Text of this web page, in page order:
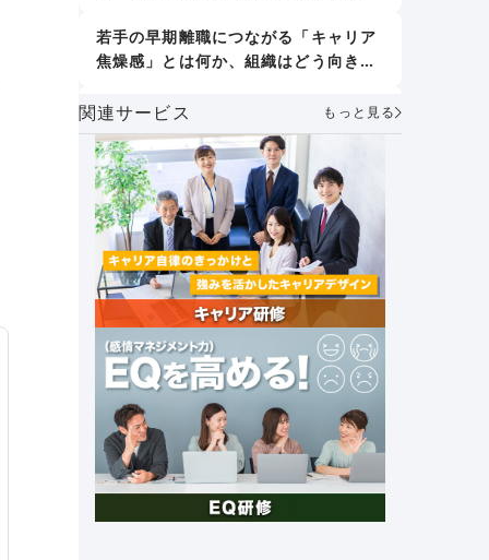
紹介
新人教育における効果的な仕事の教え
若手の早期離職につながる「キャリア
焦燥感」とは何か、組織はどう向き合
AIメンター×1on1で実現する次世代マ
ネジメント～「個性を活かし合う」組
織づくりの実践～
社員が自ら考え、動く力を育む。人財
マネジメント制度で実現する主体的な
キャリア形成とエンゲージメント向上
｜アフラック・伊藤氏
セルフキャリアドックとは？必要性や
メリット、具体的な導入手順や企業事
例を紹介
社外キャリア相談窓口の必要性と法人
&個人向けキャリア相談サービスを紹
介
これからの時代に 求められる組織の
あり方とは？～「管理統制」から「価
値共創」のマネジメントへ～
創業26年で売上高1兆円達成。未来の
成長を支える女性活躍とその挑戦｜オ
関連サービス もっと見る